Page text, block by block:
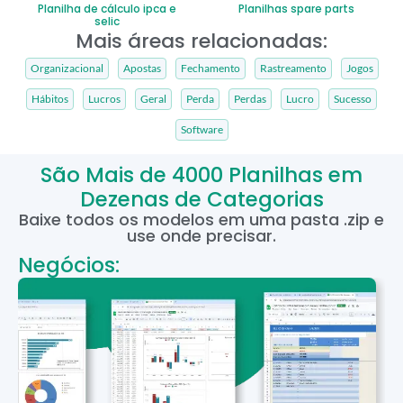
Planilha de cálculo ipca e
selic
Planilhas spare parts
Mais áreas relacionadas:
Organizacional Apostas Fechamento Rastreamento Jogos
Hábitos Lucros Geral Perda Perdas Lucro Sucesso
Software
São Mais de 4000 Planilhas em
Dezenas de Categorias
Baixe todos os modelos em uma pasta .zip e
use onde precisar.
Negócios: